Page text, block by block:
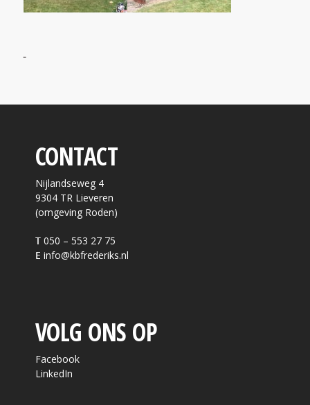
CONTACT
Nijlandseweg 4
9304 TR Lieveren
(omgeving Roden)
T 050 – 553 27 75
E info@kbfrederiks.nl
VOLG ONS OP
Facebook
LinkedIn